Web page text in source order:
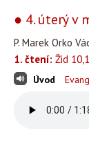
● 4. úterý v
P. Marek Orko
1. čtení: Žid
Úvod